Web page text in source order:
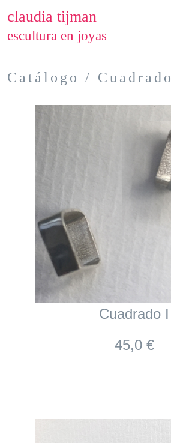
claudia tijman
escultura en joyas
Catálogo / Cuadrado
Cuadrado I
45,0 €